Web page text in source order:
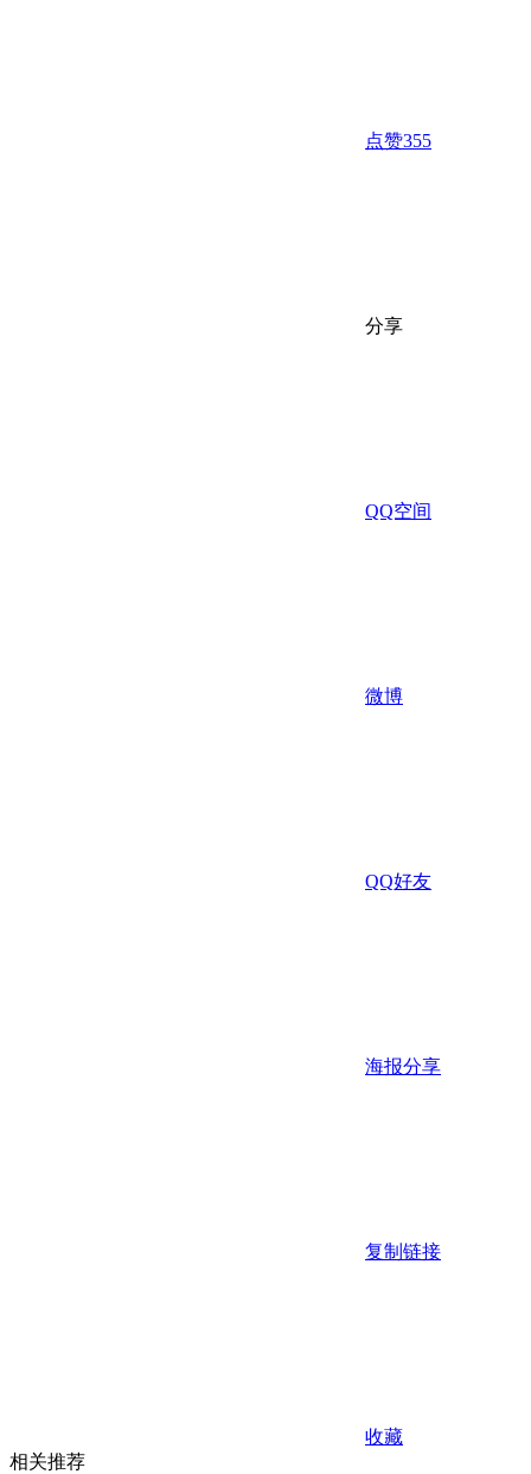
点赞355
分享
QQ空间
微博
QQ好友
海报分享
复制链接
收藏
相关推荐